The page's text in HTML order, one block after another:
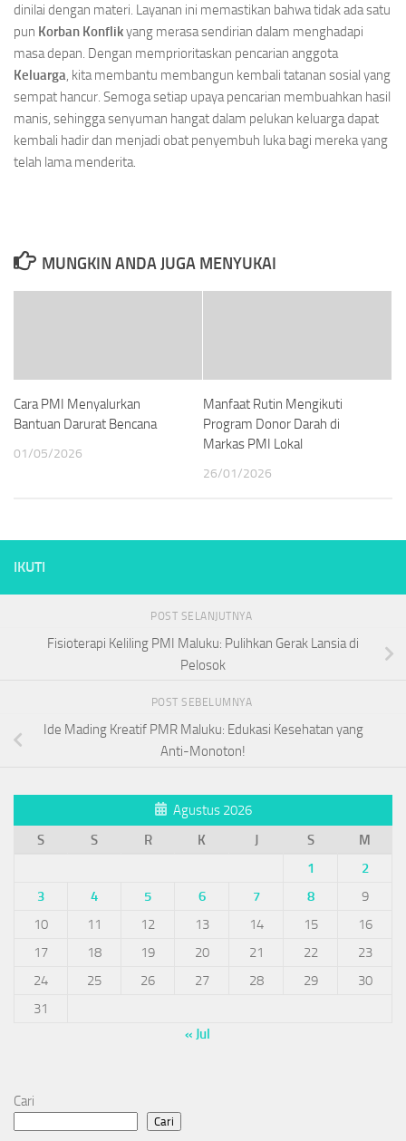
dinilai dengan materi. Layanan ini memastikan bahwa tidak ada satu
pun Korban Konflikyang merasa sendirian dalam menghadapi
masa depan. Dengan memprioritaskan pencarian anggota
Keluarga, kita membantu membangun kembali tatanan sosial yang
sempat hancur. Semoga setiap upaya pencarian membuahkan hasil
manis, sehingga senyuman hangat dalam pelukan keluarga dapat
kembali hadir dan menjadi obat penyembuh luka bagi mereka yang
telah lama menderita.
MUNGKIN ANDA JUGA MENYUKAI
Cara PMI Menyalurkan
Bantuan Darurat Bencana
01/05/2026
Manfaat Rutin Mengikuti
Program Donor Darah di
Markas PMI Lokal
26/01/2026
IKUTI
POST SELANJUTNYA
Fisioterapi Keliling PMI Maluku: Pulihkan Gerak Lansia di
Pelosok
POST SEBELUMNYA
Ide Mading Kreatif PMR Maluku: Edukasi Kesehatan yang
Anti-Monoton!
Agustus 2026
S
S R K J S
M
1
2
3
4 5 6 7 8
9
10
11 12 13 14 15
16
17
18 19 20 21 22
23
24
25 26 27 28 29
30
31
« Jul
Cari
Cari